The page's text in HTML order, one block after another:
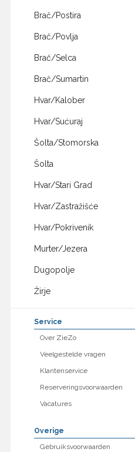
Brač/Postira
Brač/Povlja
Brač/Selca
Brač/Sumartin
Hvar/Kalober
Hvar/Sućuraj
Šolta/Stomorska
Šolta
Hvar/Stari Grad
Hvar/Zastražišće
Hvar/Pokrivenik
Murter/Jezera
Dugopolje
Žirje
Service
Over ZieZo
Veelgestelde vragen
Klantenservice
Reserveringsvoorwaarden
Vacatures
Overige
Gebruiksvoorwaarden